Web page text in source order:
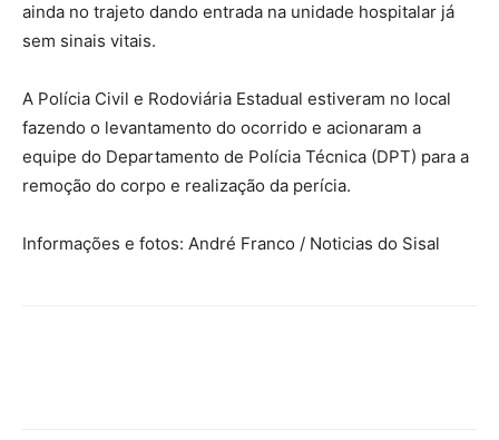
ainda no trajeto dando entrada na unidade hospitalar já
sem sinais vitais.
A Polícia Civil e Rodoviária Estadual estiveram no local
fazendo o levantamento do ocorrido e acionaram a
equipe do Departamento de Polícia Técnica (DPT) para a
remoção do corpo e realização da perícia.
Informações e fotos: André Franco / Noticias do Sisal